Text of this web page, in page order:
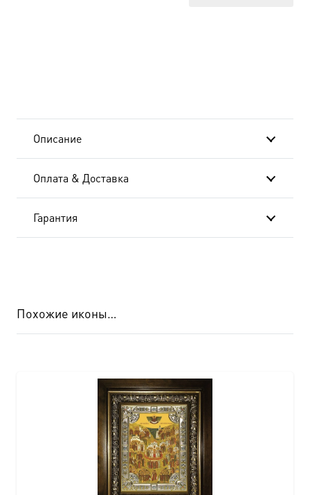
Описание
Оплата & Доставка
Гарантия
Похожие иконы…